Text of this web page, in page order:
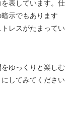
表しています。仕
示でもあります
レスがたまってい
ゆっくりと楽しむ
してみてください